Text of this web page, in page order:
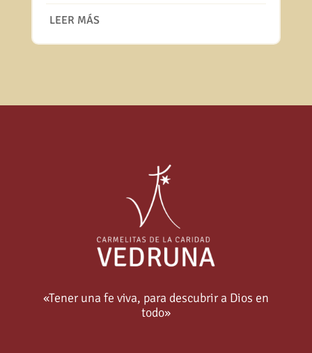
LEER MÁS
«Tener una fe viva, para descubrir a Dios en
todo»